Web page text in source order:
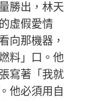
勝出，林天
虛假愛情
向那機器，
料」口。他
寫著「我就
他必須用自